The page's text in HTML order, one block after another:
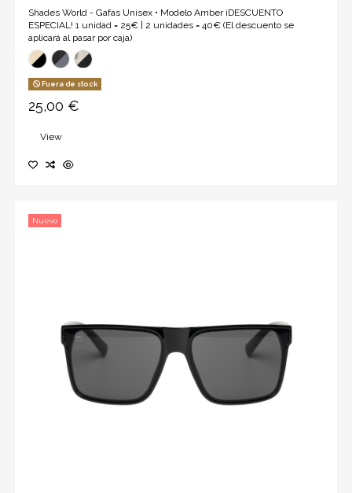
Shades World - Gafas Unisex • Modelo Amber ¡DESCUENTO
ESPECIAL! 1 unidad = 25€ | 2 unidades = 40€ (El descuento se
aplicará al pasar por caja)
Fuera de stock
25,00 €
View
Nuevo